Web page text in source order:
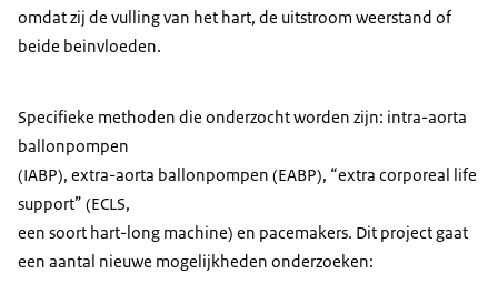
omdat zij de vulling van het hart, de uitstroom weerstand of
beide beinvloeden.
Specifieke methoden die onderzocht worden zijn: intra-aorta
ballonpompen
(IABP), extra-aorta ballonpompen (EABP), “extra corporeal life
support” (ECLS,
een soort hart-long machine) en pacemakers. Dit project gaat
een aantal nieuwe mogelijkheden onderzoeken: